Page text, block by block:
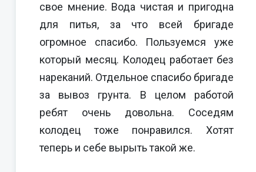
свое мнение. Вода чистая и пригодна
для питья, за что всей бригаде
огромное спасибо. Пользуемся уже
который месяц. Колодец работает без
нареканий. Отдельное спасибо бригаде
за вывоз грунта. В целом работой
ребят очень довольна. Соседям
колодец тоже понравился. Хотят
теперь и себе вырыть такой же.